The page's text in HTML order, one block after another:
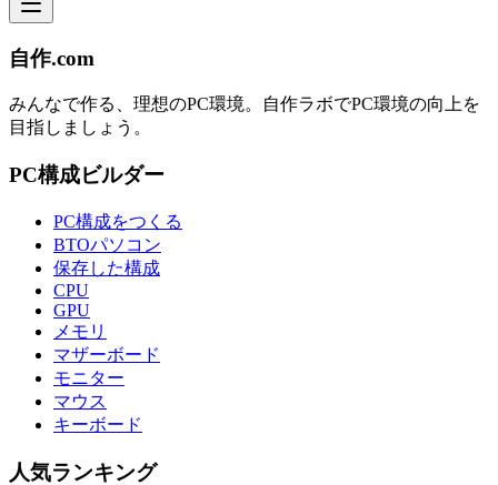
自作.com
みんなで作る、理想のPC環境。 自作ラボでPC環境の向上を
目指しましょう。
PC構成ビルダー
PC構成をつくる
BTOパソコン
保存した構成
CPU
GPU
メモリ
マザーボード
モニター
マウス
キーボード
人気ランキング